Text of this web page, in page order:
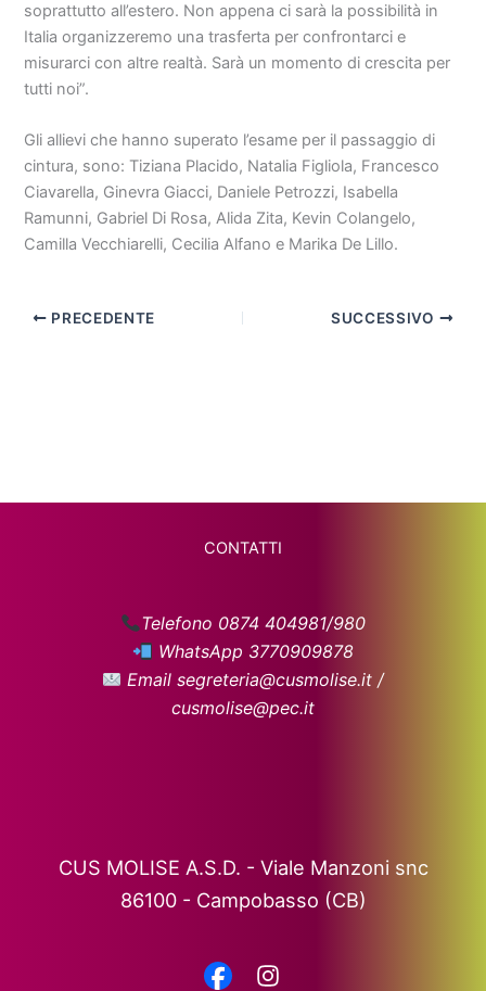
soprattutto all’estero. Non appena ci sarà la possibilità in
Italia organizzeremo una trasferta per confrontarci e
misurarci con altre realtà. Sarà un momento di crescita per
tutti noi”.
Gli allievi che hanno superato l’esame per il passaggio di
cintura, sono: Tiziana Placido, Natalia Figliola, Francesco
Ciavarella, Ginevra Giacci, Daniele Petrozzi, Isabella
Ramunni, Gabriel Di Rosa, Alida Zita, Kevin Colangelo,
Camilla Vecchiarelli, Cecilia Alfano e Marika De Lillo.
PRECEDENTE SUCCESSIVO
CONTATTI
Telefono 0874 404981/980
WhatsApp 3770909878
Email segreteria@cusmolise.it /
cusmolise@pec.it
CUS MOLISE A.S.D. - Viale Manzoni snc
86100 - Campobasso (CB)